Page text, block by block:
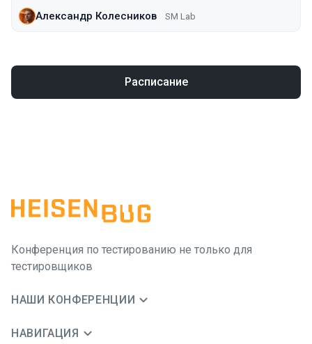
Александр Колесников SM Lab
Расписание
Конференция по тестированию не только для
тестировщиков
НАШИ КОНФЕРЕНЦИИ
НАВИГАЦИЯ